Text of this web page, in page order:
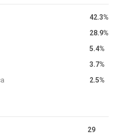
42.3%
28.9%
5.4%
3.7%
2.5%
29